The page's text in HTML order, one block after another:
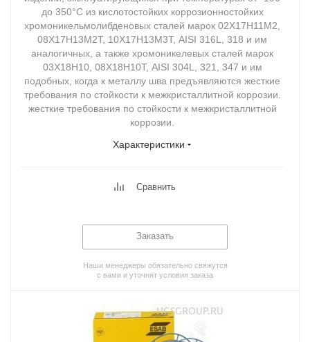
до 350°С из кислотостойких коррозионностойких
хромоникельмолибденовых сталей марок 02Х17Н11М2,
08Х17Н13М2Т, 10Х17Н13М3Т, AISI 316L, 318 и им
аналогичных, а также хромоникелевых сталей марок
03Х18Н10, 08Х18Н10Т, AISI 304L, 321, 347 и им
подобных, когда к металлу шва предъявляются жесткие
требования по стойкости к межкристаллитной коррозии.
жесткие требования по стойкости к межкристаллитной
коррозии.
Характеристики
Сравнить
Заказать
Наши менеджеры обязательно свяжутся
с вами и уточнят условия заказа